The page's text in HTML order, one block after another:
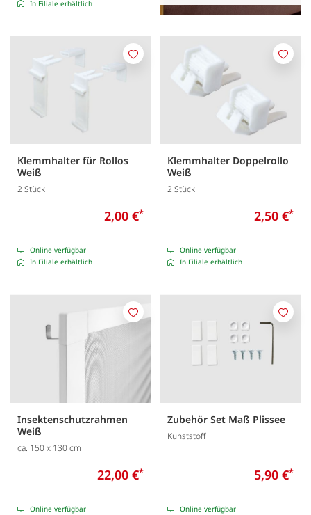
In Filiale erhältlich
Klemmhalter für Rollos
Weiß
2 Stück
2,00 €*
Online verfügbar
In Filiale erhältlich
Merken
Klemmhalter Doppelrollo
Weiß
2 Stück
2,50 €*
Online verfügbar
In Filiale erhältlich
Insektenschutzrahmen
Weiß
ca. 150 x 130 cm
22,00 €*
Online verfügbar
Merken
Zubehör Set Maß Plissee
Kunststoff
5,90 €*
Online verfügbar